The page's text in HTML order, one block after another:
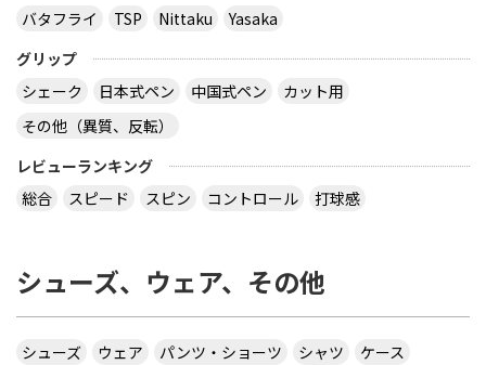
バタフライ
TSP Nittaku
Yasaka
グリップ
シェーク
日本式ペン 中国式ペン
カット用
その他（異質、反転）
レビューランキング
総合
スピード スピン コントロール 打球感
シューズ、ウェア、その他
シューズ ウェア パンツ・ショーツ シャツ
ケース